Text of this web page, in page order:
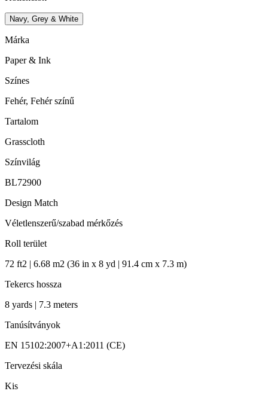
Navy, Grey & White
Márka
Paper & Ink
Színes
Fehér, Fehér színű
Tartalom
Grasscloth
Színvilág
BL72900
Design Match
Véletlenszerű/szabad mérkőzés
Roll terület
72 ft2 | 6.68 m2 (36 in x 8 yd | 91.4 cm x 7.3 m)
Tekercs hossza
8 yards | 7.3 meters
Tanúsítványok
EN 15102:2007+A1:2011 (CE)
Tervezési skála
Kis